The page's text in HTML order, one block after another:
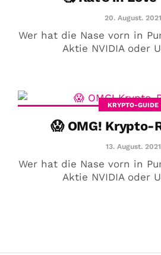
😱 OMG! Krypto-
20. August. 2021
Wer hat die Nase vorn in
Aktie NVIDIA oder
KRYPTO-GUIDE
😱 OMG! Krypto-
13. August. 2021
Wer hat die Nase vorn in
Aktie NVIDIA oder